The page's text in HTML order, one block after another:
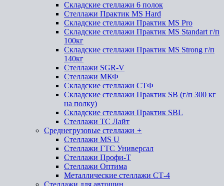
Складские стеллажи 6 полок
Стеллажи Практик MS Hard
Складские стеллажи Практик MS Pro
Складские стеллажи Практик MS Standart г/п
100кг
Складские стеллажи Практик MS Strong г/п
140кг
Стеллажи SGR-V
Стеллажи МКФ
Складские стеллажи СТФ
Складские стеллажи Практик SB (г/п 300 кг
на полку)
Складские стеллажи Практик SBL
Стеллажи ТС Лайт
Среднегрузовые стеллажи +
Стеллажи MS U
Стеллажи ГТС Универсал
Стеллажи Профи-Т
Стеллажи Оптима
Металлические стеллажи СТ-4
Стеллажи для автошин